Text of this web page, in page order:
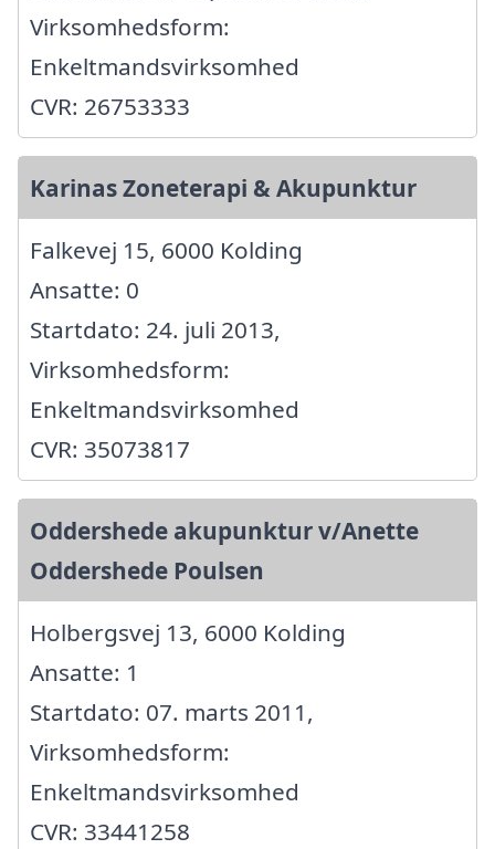
Virksomhedsform:
Enkeltmandsvirksomhed
CVR: 26753333
Karinas Zoneterapi & Akupunktur
Falkevej 15, 6000 Kolding
Ansatte: 0
Startdato: 24. juli 2013,
Virksomhedsform:
Enkeltmandsvirksomhed
CVR: 35073817
Oddershede akupunktur v/Anette
Oddershede Poulsen
Holbergsvej 13, 6000 Kolding
Ansatte: 1
Startdato: 07. marts 2011,
Virksomhedsform:
Enkeltmandsvirksomhed
CVR: 33441258